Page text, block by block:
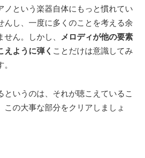
ノという楽器自体にもっと慣れてい
んし、一度に多くのことを考える余
ん。
しかし、
メロディが他の要素
えように弾く ことだけは意識してみ
というのは、 それが聴こえているこ
この大事な部分をクリアしましょ